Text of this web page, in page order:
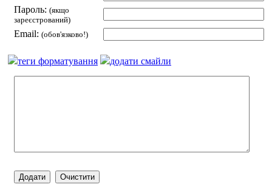
Пароль: (якщо
зареєстрований)
Email: (обов'язково!)
теги форматування додати смайли